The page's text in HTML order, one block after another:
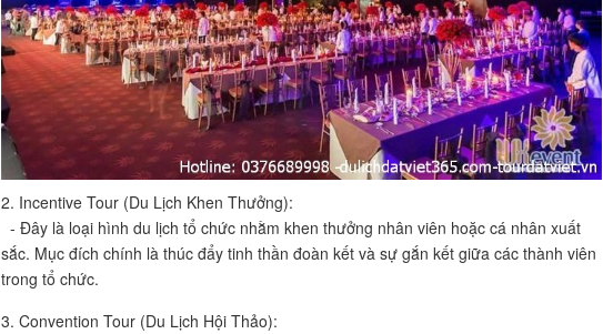
2. Incentive Tour (Du Lịch Khen Thưởng):
- Đây là loại hình du lịch tổ chức nhằm khen thưởng nhân viên hoặc cá nhân xuất
sắc. Mục đích chính là thúc đẩy tinh thần đoàn kết và sự gắn kết giữa các thành viên
trong tổ chức.
3. Convention Tour (Du Lịch Hội Thảo):